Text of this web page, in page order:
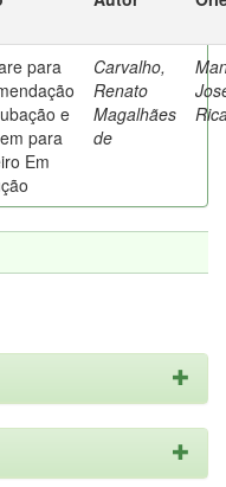
para
e
para
Em
Carvalho,
Renato
Magalhães
de